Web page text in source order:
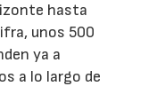
hasta
unos 500
ya a
a lo largo de